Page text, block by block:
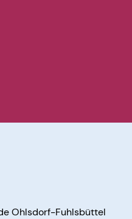
Ohlsdorf-Fuhlsbüttel